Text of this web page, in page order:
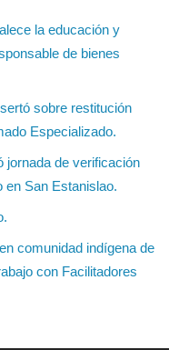
la educación y
de bienes
sobre restitución
Especializado.
jornada de verificación
en San Estanislao.
comunidad indígena de
con Facilitadores